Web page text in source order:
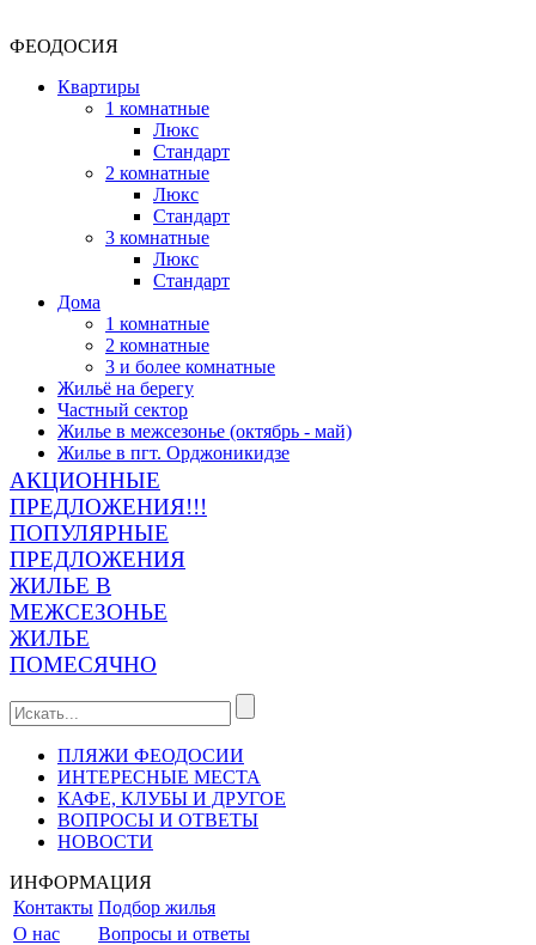
ФЕОДОСИЯ
Квартиры
1 комнатные
Люкс
Стандарт
2 комнатные
Люкс
Стандарт
3 комнатные
Люкс
Стандарт
Дома
1 комнатные
2 комнатные
3 и более комнатные
Жильё на берегу
Частный сектор
Жилье в межсезонье (октябрь - май)
Жилье в пгт. Орджоникидзе
АКЦИОННЫЕ
ПРЕДЛОЖЕНИЯ!!!
ПОПУЛЯРНЫЕ
ПРЕДЛОЖЕНИЯ
ЖИЛЬЕ В
МЕЖСЕЗОНЬЕ
ЖИЛЬЕ
ПОМЕСЯЧНО
ПЛЯЖИ ФЕОДОСИИ
ИНТЕРЕСНЫЕ МЕСТА
КАФЕ, КЛУБЫ И ДРУГОЕ
ВОПРОСЫ И ОТВЕТЫ
НОВОСТИ
ИНФОРМАЦИЯ
Контакты Подбор жилья
О нас
Вопросы и ответы